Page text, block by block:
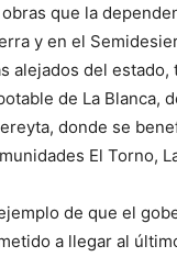
que la
y en el
alejados del estado,
de La Blanca,
donde se
El Torno,
de que el
a llegar al